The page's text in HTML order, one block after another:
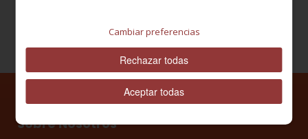
Sobre Nosotros
Cambiar preferencias
Rechazar todas
Aceptar todas